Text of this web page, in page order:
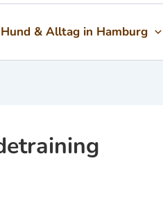
Hund & Alltag in Hamburg